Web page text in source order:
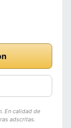
En calidad de
adscritas.